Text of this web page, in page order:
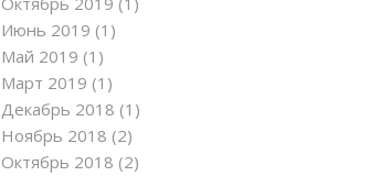
Июнь 2019 (1)
Май 2019 (1)
Март 2019 (1)
Декабрь 2018 (1)
Ноябрь 2018 (2)
Октябрь 2018 (2)